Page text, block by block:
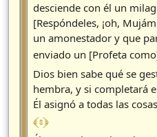
desciende con él un
[Respóndeles, ¡oh,
un amonestador y que
enviado un [Profeta
Dios bien sabe qué se
hembra, y si completará
Él asignó a todas las
﴾ 8 ﴿